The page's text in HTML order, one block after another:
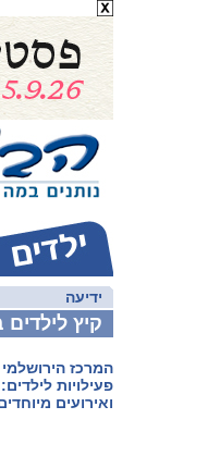
ידיעה
קיץ לילדים
המרכז הירושלמי
פעילויות
ואירועים